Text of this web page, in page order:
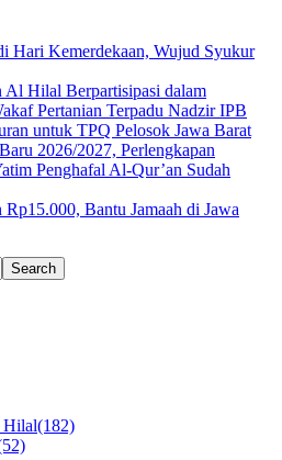
Hari Kemerdekaan, Wujud Syukur
Hilal Berpartisipasi dalam
Pertanian Terpadu Nadzir IPB
untuk TPQ Pelosok Jawa Barat
2026/2027, Perlengkapan
Penghafal Al-Qur’an Sudah
Rp15.000, Bantu Jamaah di Jawa
Hilal(182)